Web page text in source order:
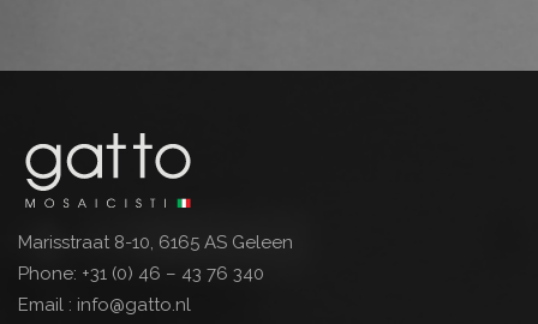
Marisstraat 8-10, 6165 AS Geleen
Phone: +31 (0) 46 – 43 76 340
Email : info@gatto.nl